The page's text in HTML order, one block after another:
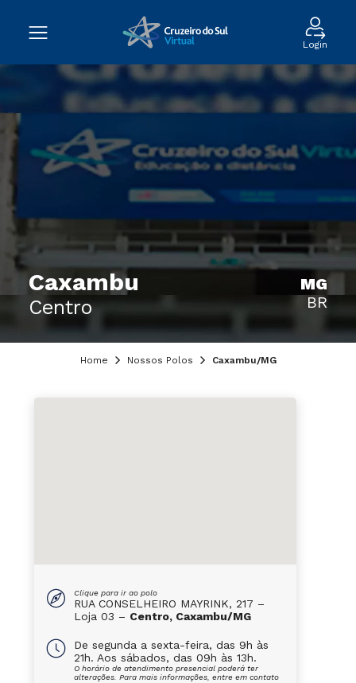
Login
Caxambu
Centro
MG
BR
Home Nossos Polos Caxambu/MG
Clique para ir ao polo
RUA CONSELHEIRO MAYRINK, 217 –
Loja 03 – Centro, Caxambu/MG
De segunda a sexta-feira, das 9h às
21h. Aos sábados, das 09h às 13h.
O horário de atendimento presencial poderá ter
alterações. Para mais informações, entre em contato